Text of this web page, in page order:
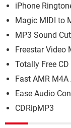
iPhone
Magic MIDI to
MP3 Sound
Freestar Video
Totally Free CD
Fast AMR M4A
Ease Audio
CDRipMP3